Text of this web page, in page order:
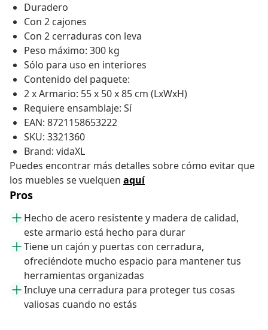
Duradero
Con 2 cajones
Con 2 cerraduras con leva
Peso máximo: 300 kg
Sólo para uso en interiores
Contenido del paquete:
2 x Armario: 55 x 50 x 85 cm (LxWxH)
Requiere ensamblaje: Sí
EAN: 8721158653222
SKU: 3321360
Brand: vidaXL
Puedes encontrar más detalles sobre cómo evitar que
los muebles se vuelquen aquí
Pros
Hecho de acero resistente y madera de calidad,
este armario está hecho para durar
Tiene un cajón y puertas con cerradura,
ofreciéndote mucho espacio para mantener tus
herramientas organizadas
Incluye una cerradura para proteger tus cosas
valiosas cuando no estás